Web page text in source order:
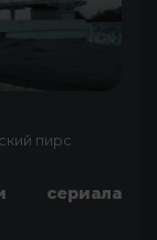
пирс
сериала